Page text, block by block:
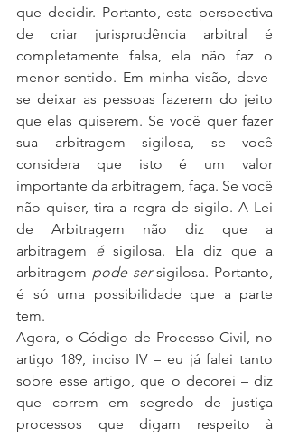
que decidir. Portanto, esta perspectiva
de criar jurisprudência arbitral é
completamente falsa, ela não faz o
menor sentido. Em minha visão, deve-
se deixar as pessoas fazerem do jeito
que elas quiserem. Se você quer fazer
sua arbitragem sigilosa, se você
considera que isto é um valor
importante da arbitragem, faça. Se você
não quiser, tira a regra de sigilo. A Lei
de Arbitragem não diz que a
arbitragem é sigilosa. Ela diz que a
arbitragem pode ser sigilosa. Portanto,
é só uma possibilidade que a parte
tem.
Agora, o Código de Processo Civil, no
artigo 189, inciso IV – eu já falei tanto
sobre esse artigo, que o decorei – diz
que correm em segredo de justiça
processos que digam respeito à